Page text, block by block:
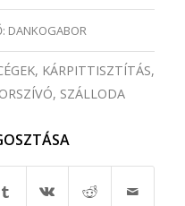
DANKOGABOR
, KÁRPITTISZTÍTÁS,
, SZÁLLODA